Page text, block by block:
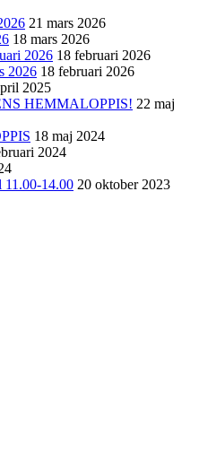
21 mars 2026
18 mars 2026
2026 18 februari 2026
2026 18 februari 2026
2025
HEMMALOPPIS! 22 maj
18 maj 2024
2024
14.00 20 oktober 2023